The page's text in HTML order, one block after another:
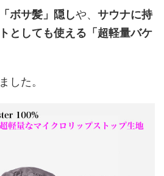
ボサ髪」隠しや、 サウナに持
としても使える「超軽量バケ
した。